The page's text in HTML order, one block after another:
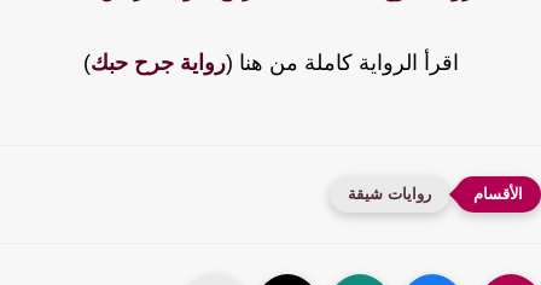
اقرأ الرواية كاملة من هنا (رواية جرح حبك)
روايات شيقة